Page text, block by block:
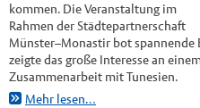
kommen. Die Veranstaltung im
Rahmen der Städtepartnerschaft
Münster–Monastir bot
zeigte das große Interesse an
Zusammenarbeit mit Tunesien.
Mehr lesen…